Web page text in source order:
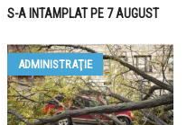
S-A INTAMPLAT PE 7 AUGUST
ADMINISTRAŢIE